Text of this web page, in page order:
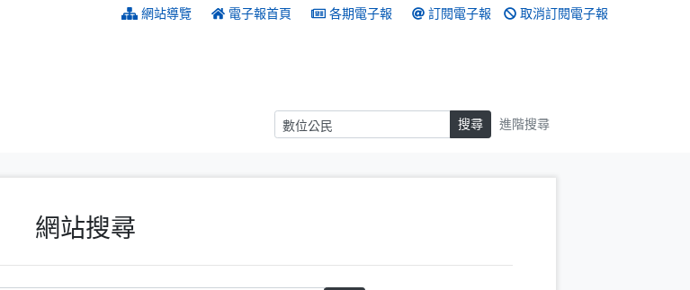
網站導覽 電子報首頁 各期電子報 訂閱電子報 取消訂閱電子報
搜尋 搜尋 進階搜尋
網站搜尋